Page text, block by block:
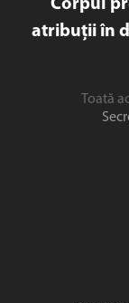
Corpul
atribuții în
Toată